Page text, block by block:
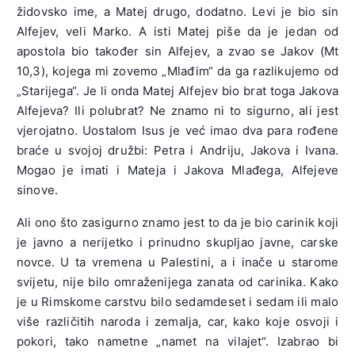
židovsko ime, a Matej drugo, dodatno. Levi je bio sin
Alfejev, veli Marko. A isti Matej piše da je jedan od
apostola bio također sin Alfejev, a zvao se Jakov (Mt
10,3), kojega mi zovemo „Mlađim“ da ga razlikujemo od
„Starijega“. Je li onda Matej Alfejev bio brat toga Jakova
Alfejeva? Ili polubrat? Ne znamo ni to sigurno, ali jest
vjerojatno. Uostalom Isus je već imao dva para rođene
braće u svojoj družbi: Petra i Andriju, Jakova i Ivana.
Mogao je imati i Mateja i Jakova Mlađega, Alfejeve
sinove.
Ali ono što zasigurno znamo jest to da je bio carinik koji
je javno a nerijetko i prinudno skupljao javne, carske
novce. U ta vremena u Palestini, a i inače u starome
svijetu, nije bilo omraženijega zanata od carinika. Kako
je u Rimskome carstvu bilo sedamdeset i sedam ili malo
više različitih naroda i zemalja, car, kako koje osvoji i
pokori, tako nametne „namet na vilajet“. Izabrao bi